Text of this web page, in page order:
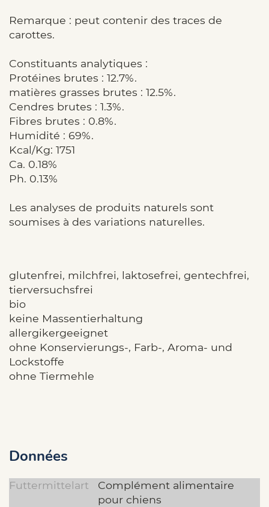
Remarque : peut contenir des traces de
carottes.
Constituants analytiques :
Protéines brutes : 12.7%.
matières grasses brutes : 12.5%.
Cendres brutes : 1.3%.
Fibres brutes : 0.8%.
Humidité : 69%.
Kcal/Kg: 1751
Ca. 0.18%
Ph. 0.13%
Les analyses de produits naturels sont
soumises à des variations naturelles.
glutenfrei, milchfrei, laktosefrei, gentechfrei,
tierversuchsfrei
bio
keine Massentierhaltung
allergikergeeignet
ohne Konservierungs-, Farb-, Aroma- und
Lockstoffe
ohne Tiermehle
Données
Futtermittelart
Complément alimentaire
pour chiens